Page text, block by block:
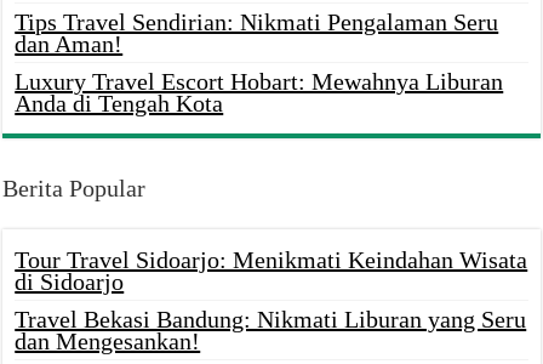
Tips Travel Sendirian: Nikmati Pengalaman Seru
dan Aman!
Luxury Travel Escort Hobart: Mewahnya Liburan
Anda di Tengah Kota
Berita Popular
Tour Travel Sidoarjo: Menikmati Keindahan Wisata
di Sidoarjo
Travel Bekasi Bandung: Nikmati Liburan yang Seru
dan Mengesankan!